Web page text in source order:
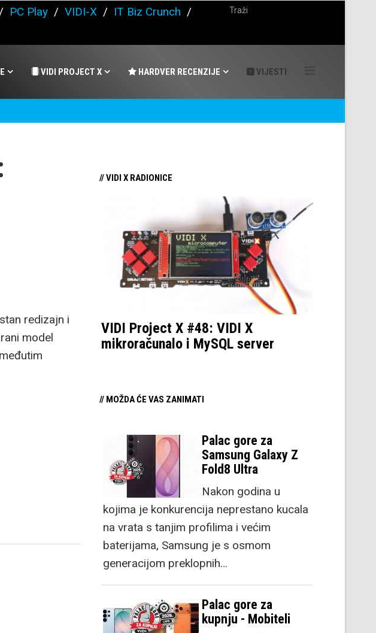
/ PC Play / VIDI-X / IT Biz Crunch /
VIDI PROJECT X HARDVER RECENZIJE VIJESTI
redizajn i
model
// VIDI X RADIONICE
VIDI Project X #48: VIDI X
mikroračunalo i MySQL server
// MOŽDA ĆE VAS ZANIMATI
Palac gore za
Samsung Galaxy Z
Fold8 Ultra
Nakon godina u
kojima je konkurencija neprestano kucala
na vrata s tanjim profilima i većim
baterijama, Samsung je s osmom
generacijom preklopnih…
Palac gore za
kupnju - Mobiteli